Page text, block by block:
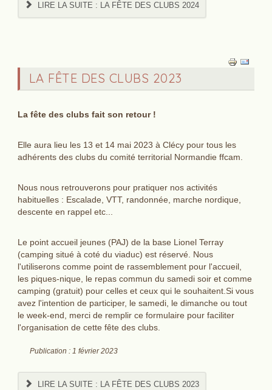
LIRE LA SUITE : ‌LA FÊTE DES CLUBS 2024
‌LA FÊTE DES CLUBS 2023
‌La fête des clubs fait son retour !
Elle aura lieu les 13 et 14 mai 2023 à Clécy pour tous les
adhérents des clubs du comité territorial Normandie ffcam.
Nous nous retrouverons pour pratiquer nos activités
habituelles : Escalade, VTT, randonnée, marche nordique,
descente en rappel etc...
Le point accueil jeunes (PAJ) de la base Lionel Terray
(camping situé à coté du viaduc) est réservé. Nous
l'utiliserons comme point de rassemblement pour l'accueil,
les piques-nique, le repas commun du samedi soir et comme
camping (gratuit) pour celles et ceux qui le souhaitent.Si vous
avez l'intention de participer, le samedi, le dimanche ou tout
le week-end, merci de remplir ce formulaire pour faciliter
l'organisation de cette fête des clubs.
Publication : 1 février 2023
LIRE LA SUITE : ‌LA FÊTE DES CLUBS 2023